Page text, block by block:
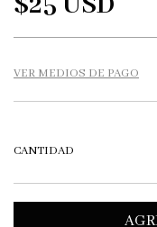
VER MEDIOS DE PAGO
CANTIDAD